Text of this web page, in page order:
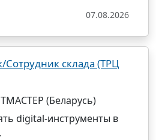
07.08.2026
Сотрудник склада (ТРЦ
(Беларусь)
digital-инструменты в